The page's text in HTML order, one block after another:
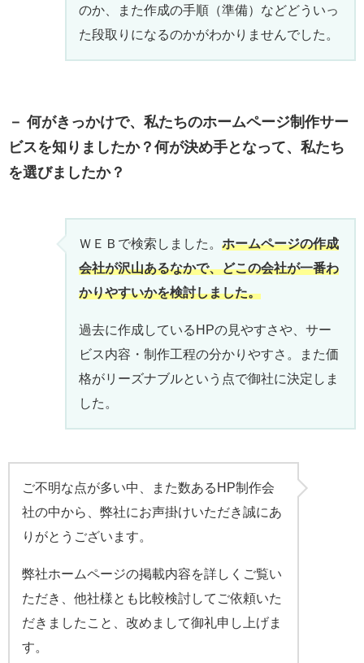
のか、また作成の手順（準備）などどういっ
た段取りになるのかがわかりませんでした。
－ 何がきっかけで、私たちのホームページ制作サー
ビスを知りましたか？何が決め手となって、私たち
を選びましたか？
ＷＥＢで検索しました。 ホームページの作成
会社が沢山あるなかで、どこの会社が一番わ
かりやすいかを検討しました。
過去に作成しているHPの見やすさや、サー
ビス内容・制作工程の分かりやすさ。また価
格がリーズナブルという点で御社に決定しま
した。
ご不明な点が多い中、また数あるHP制作会
社の中から、弊社にお声掛けいただき誠にあ
りがとうございます。
弊社ホームページの掲載内容を詳しくご覧い
ただき、他社様とも比較検討してご依頼いた
だきましたこと、改めまして御礼申し上げま
す。